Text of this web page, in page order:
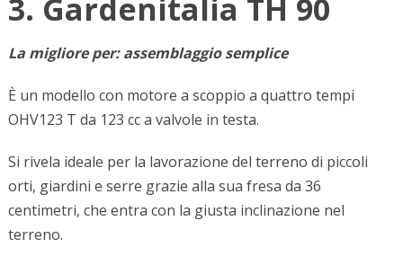
3. Gardenitalia TH 90
La migliore per: assemblaggio semplice
È un modello con motore a scoppio a quattro tempi
OHV123 T da 123 cc a valvole in testa.
Si rivela ideale per la lavorazione del terreno di piccoli
orti, giardini e serre grazie alla sua fresa da 36
centimetri, che entra con la giusta inclinazione nel
terreno.